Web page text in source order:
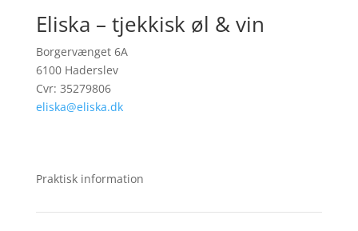
Eliska – tjekkisk øl & vin
Borgervænget 6A
6100 Haderslev
Cvr: 35279806
eliska@eliska.dk
Praktisk information